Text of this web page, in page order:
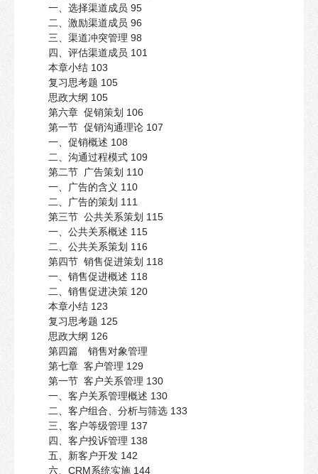
一、选择渠道成员 95
二、激励渠道成员 96
三、渠道冲突管理 98
四、评估渠道成员 101
本章小结 103
复习思考题 105
思政大纲 105
第六章 促销策划 106
第一节 促销沟通理论 107
一、促销概述 108
二、沟通过程模式 109
第二节 广告策划 110
一、广告的含义 110
二、广告的策划 111
第三节 公共关系策划 115
一、公共关系概述 115
二、公共关系策划 116
第四节 销售促进策划 118
一、销售促进概述 118
二、销售促进决策 120
本章小结 123
复习思考题 125
思政大纲 126
第四篇 销售对象管理
第七章 客户管理 129
第一节 客户关系管理 130
一、客户关系管理概述 130
二、客户组合、分析与筛选 133
三、客户等级管理 137
四、客户投诉管理 138
五、新客户开发 142
六、CRM系统实施 144